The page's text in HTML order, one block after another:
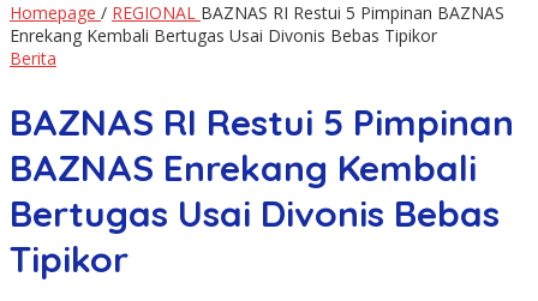
Homepage / REGIONAL BAZNAS RI Restui 5 Pimpinan BAZNAS
Enrekang Kembali Bertugas Usai Divonis Bebas Tipikor
Berita
BAZNAS RI Restui 5 Pimpinan
BAZNAS Enrekang Kembali
Bertugas Usai Divonis Bebas
Tipikor